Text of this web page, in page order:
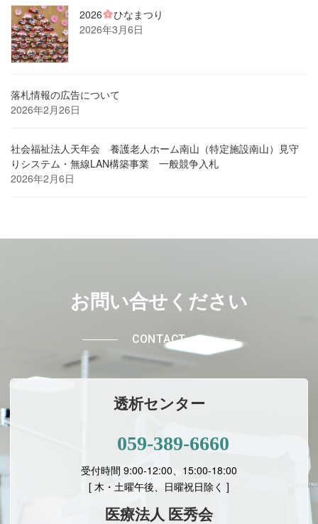
2026
ひなまつり
2026年3月6日
落札情報の広告について
2026年2月26日
社会福祉法人天年会 養護老人ホーム南山（特定施設南山）見守
りシステム・無線LAN構築事業 一般競争入札
2026年2月6日
お問い合せください
CONTACT
透析センター
059-389-6660
受付時間 9:00-12:00、15:00-18:00
[ 木・土曜午後、日曜祝日除く ]
医療法人 医秀会